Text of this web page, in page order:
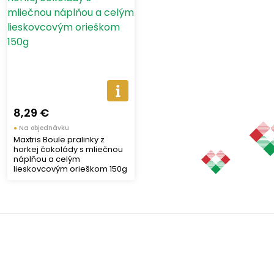
Delikatesy
Zobraziť len produkty skladom
Zobraziť všetko (5)
8,29 €
● Na objednávku
Maxtris Boule pralinky z
horkej čokolády s mliečnou
náplňou a celým
lieskovcovým orieškom 150g